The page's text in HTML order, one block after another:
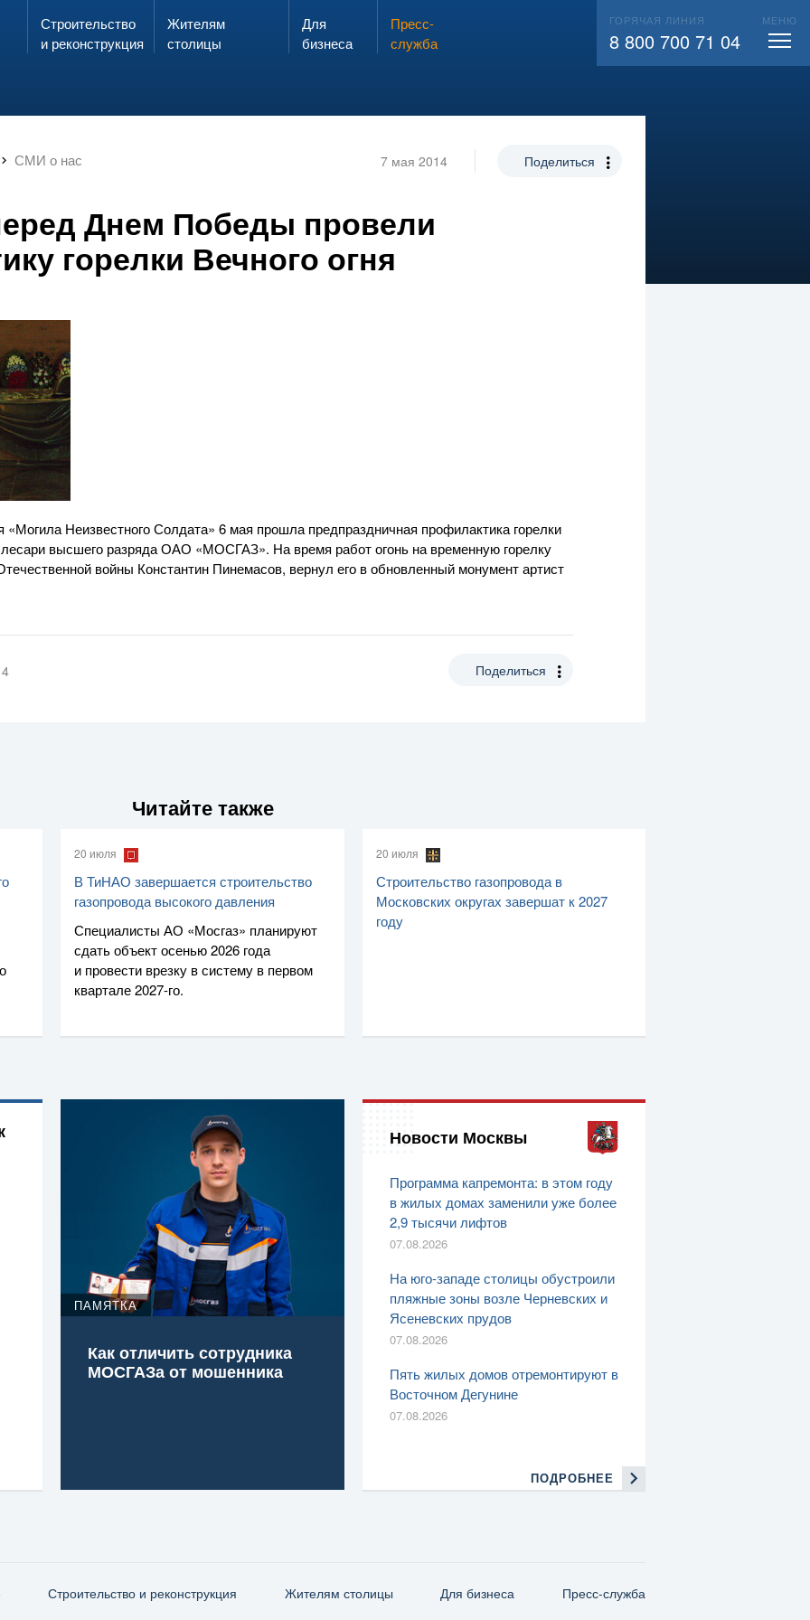
Запах газа?
ЗВОНИ 104 ВЫЗВАТЬ СЛЕСАРЯ
Строительство
и реконструкция
Жителям
столицы
Для
бизнеса
Пресс-
служба
ГОРЯЧАЯ ЛИНИЯ
8 800 700 71 04
МЕНЮ
СМИ о нас 7 мая 2014 Поделиться
Днем Победы провели
горелки Вечного огня
Неизвестного Солдата» 6 мая прошла предпраздничная профилактика горелки
высшего разрядаОАО «МОСГАЗ». На время работ огонь на временную горелку
войны Константин Пинемасов, вернул его в обновленный монумент артист
Поделиться
Читайте также
20 июля
В ТиНАО завершается строительство
газопровода высокого давления
СпециалистыАО «Мосгаз» планируют
сдать объект осенью 2026 года
и провести врезку в систему в первом
квартале2027-го.
20 июля
Строительство газопровода в
Московских округах завершат к 2027
году
ПАМЯТКА
Как отличить сотрудника
МОСГАЗа от мошенника
Новости Москвы
Программа капремонта: в этом году
в жилых домах заменили уже более
2,9 тысячи лифтов
07.08.2026
На юго-западе столицы обустроили
пляжные зоны возле Черневских и
Ясеневских прудов
07.08.2026
Пять жилых домов отремонтируют в
Восточном Дегунине
07.08.2026
ПОДРОБНЕЕ
Строительство и реконструкция Жителям столицы Для бизнеса Пресс-служба